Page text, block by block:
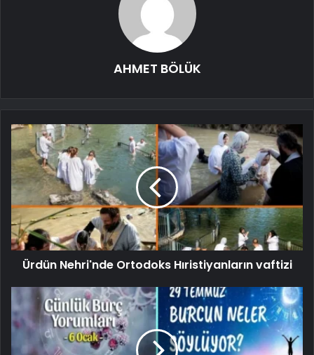
AHMET BÖLÜK
Ürdün Nehri'nde Ortodoks Hıristiyanların vaftizi